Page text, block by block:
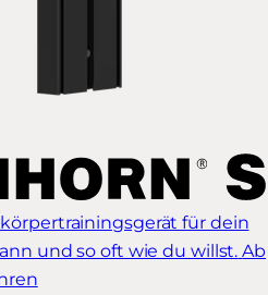
für dein
und so oft wie du willst. Ab